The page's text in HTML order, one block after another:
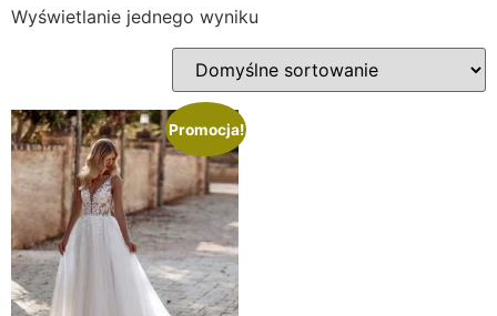
Wyświetlanie jednego wyniku
Promocja!